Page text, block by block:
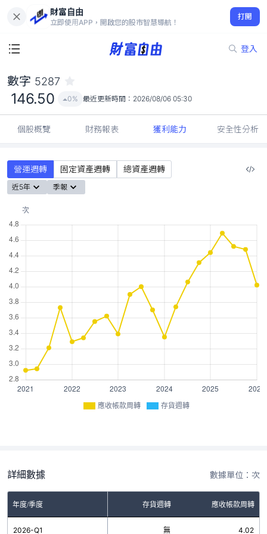
財富自由
立即使用APP，開啟您的股市智慧導航！
打開
登入
146.50
0%
數字 5287
146.50 0% 最近更新時間： 2026/08/06 05:30
個股概覽 財務報表 獲利能力 安全性分析
營運週轉 固定資產週轉 總資產週轉
近5年 季報
應收帳款周轉 存貨週轉
詳細數據 數據單位：次
年度/季度 存貨週轉 應收帳款周轉
2026-Q1 無 4.02